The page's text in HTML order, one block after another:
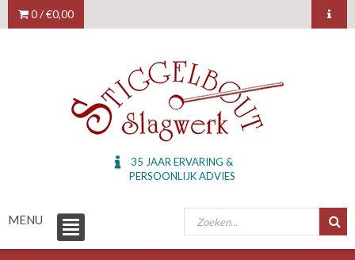
0 /€0,00
35 JAAR ERVARING &
PERSOONLIJK ADVIES
MENU